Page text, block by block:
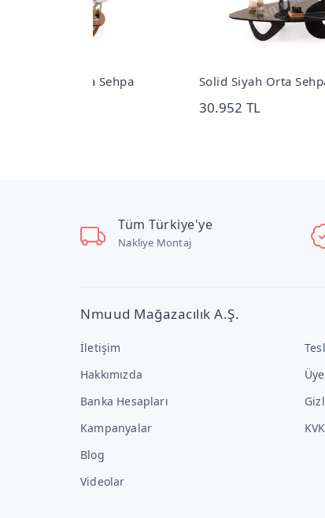
Solid Siyah Orta Sehpa
Tüm Türkiye'ye
Nakliye Montaj
Nmuud Mağazacılık A.Ş.
İletişim
Hakkımızda
Banka Hesapları
Kampanyalar
Blog
Videolar